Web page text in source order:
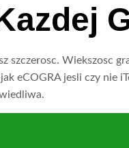
szczerosc. Wiekszosc
eCOGRA jesli czy nie